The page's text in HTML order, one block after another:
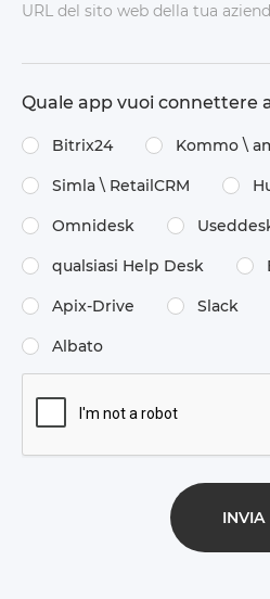
URL del sito web della tua
Quale app vuoi connettere
Bitrix24 Kommo \​
Simla \​ RetailCRM
Omnidesk
qualsiasi Help Desk
Apix-Drive Slack
Albato